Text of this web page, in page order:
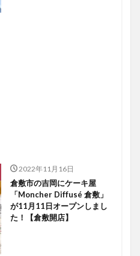
2022年11月16日
倉敷市の吉岡にケーキ屋
「Moncher Diffusé 倉敷」
が11月11日オープンしまし
た！【倉敷開店】